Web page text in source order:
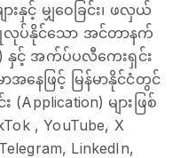
နှင့် မျှဝေခြင်း၊ ဖလှယ်
ပြုလုပ်နိုင်သော အင်တာနက်
နှင့် အက်ပ်ပလီကေးရှင်း
အနေဖြင့် မြန်မာနိုင်ငံတွင်
များဖြစ်
, YouTube, X
LinkedIn,